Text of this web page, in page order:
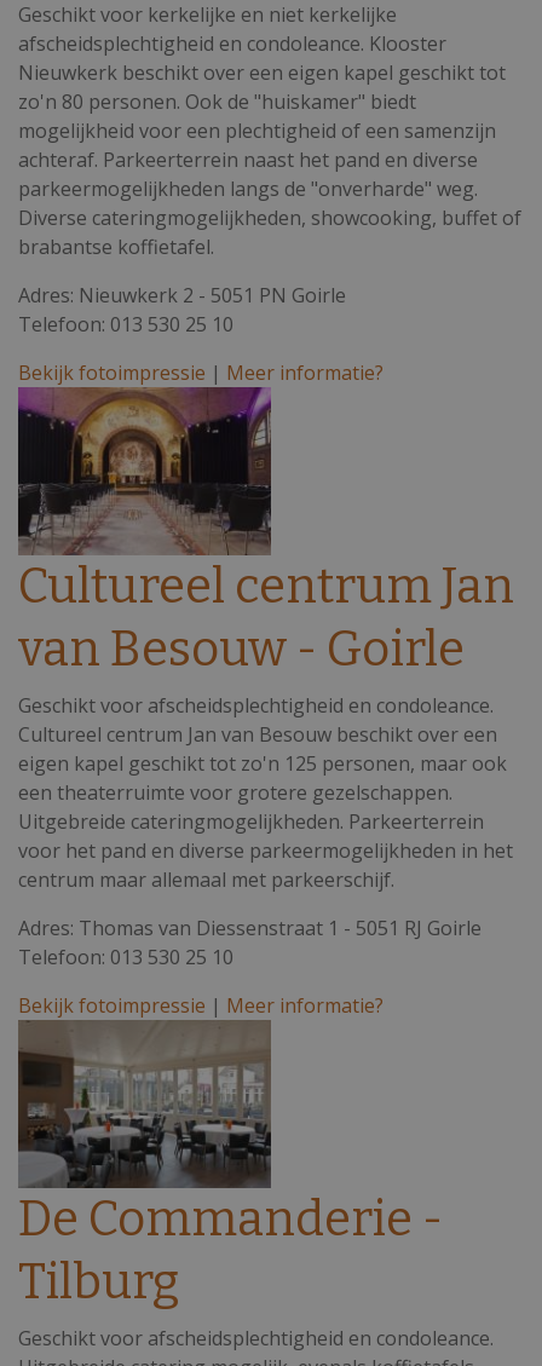
Geschikt voor kerkelijke en niet kerkelijke
afscheidsplechtigheid en condoleance. Klooster
Nieuwkerk beschikt over een eigen kapel geschikt tot
zo'n 80 personen. Ook de "huiskamer" biedt
mogelijkheid voor een plechtigheid of een samenzijn
achteraf. Parkeerterrein naast het pand en diverse
parkeermogelijkheden langs de "onverharde" weg.
Diverse cateringmogelijkheden, showcooking, buffet of
brabantse koffietafel.
Adres: Nieuwkerk 2 - 5051 PN Goirle
Telefoon: 013 530 25 10
Bekijk fotoimpressie | Meer informatie?
Cultureel centrum Jan
van Besouw - Goirle
Geschikt voor afscheidsplechtigheid en condoleance.
Cultureel centrum Jan van Besouw beschikt over een
eigen kapel geschikt tot zo'n 125 personen, maar ook
een theaterruimte voor grotere gezelschappen.
Uitgebreide cateringmogelijkheden. Parkeerterrein
voor het pand en diverse parkeermogelijkheden in het
centrum maar allemaal met parkeerschijf.
Adres: Thomas van Diessenstraat 1 - 5051 RJ Goirle
Telefoon: 013 530 25 10
Bekijk fotoimpressie | Meer informatie?
De Commanderie -
Tilburg
Geschikt voor afscheidsplechtigheid en condoleance.